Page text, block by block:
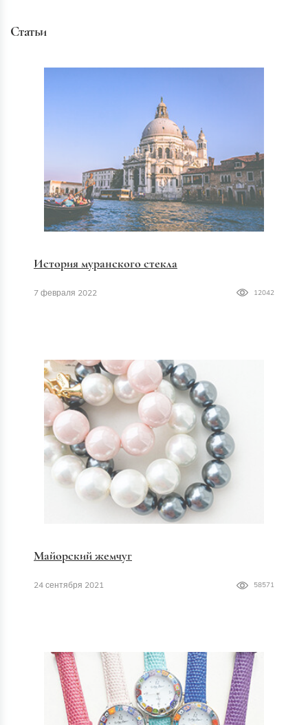
Статьи
История муранского стекла
7 февраля 2022 12042
Майорский жемчуг
24 сентября 2021 58571